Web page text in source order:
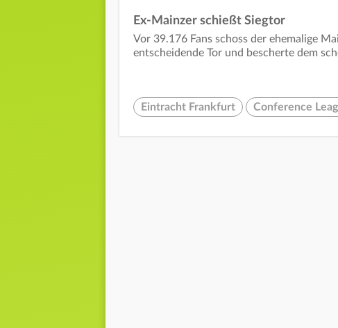
Ex-Mainzer schießt Siegtor
Vor 39.176 Fans schoss der ehemalige
entscheidende Tor und bescherte dem
Eintracht Frankfurt Conference